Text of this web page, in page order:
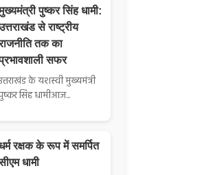
पुष्कर सिंह धामी:
से राष्ट्रीय
तक का
सफर
के यशस्वी मुख्यमंत्री
सिंह धामीआज...
रक्षक के रूप में समर्पित
धामी